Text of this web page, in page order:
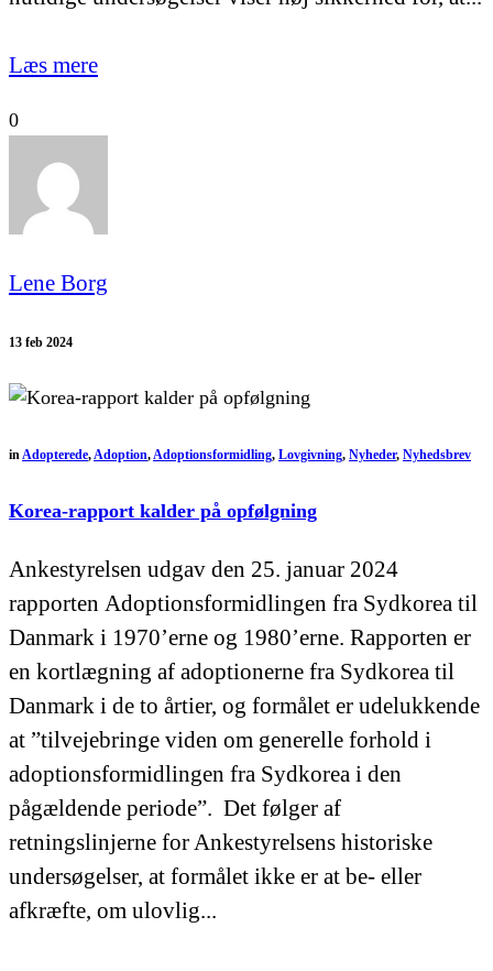
Læs mere
0
Lene Borg
13 feb 2024
inAdopterede,Adoption,Adoptionsformidling, Lovgivning, Nyheder, Nyhedsbrev
Korea-rapport kalder på opfølgning
Ankestyrelsen udgav den 25. januar 2024
rapporten Adoptionsformidlingen fra Sydkorea til
Danmark i 1970’erne og 1980’erne. Rapporten er
en kortlægning af adoptionerne fra Sydkorea til
Danmark i de to årtier, og formålet er udelukkende
at ”tilvejebringe viden om generelle forhold i
adoptionsformidlingen fra Sydkorea i den
pågældende periode”. Det følger af
retningslinjerne for Ankestyrelsens historiske
undersøgelser, at formålet ikke er at be- eller
afkræfte, om ulovlig...